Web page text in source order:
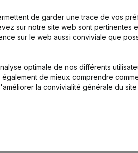
(Nouvelle Personne Morale,
Quel est le numéro de
de garder une trace de vos
sur notre site web sont pertinentes
sur le web aussi conviviale que
optimale de nos différents
de mieux comprendre
la convivialité générale du